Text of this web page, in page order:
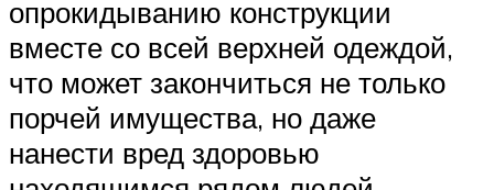
опрокидыванию конструкции
вместе со всей верхней одеждой,
что может закончиться не только
порчей имущества, но даже
нанести вред здоровью